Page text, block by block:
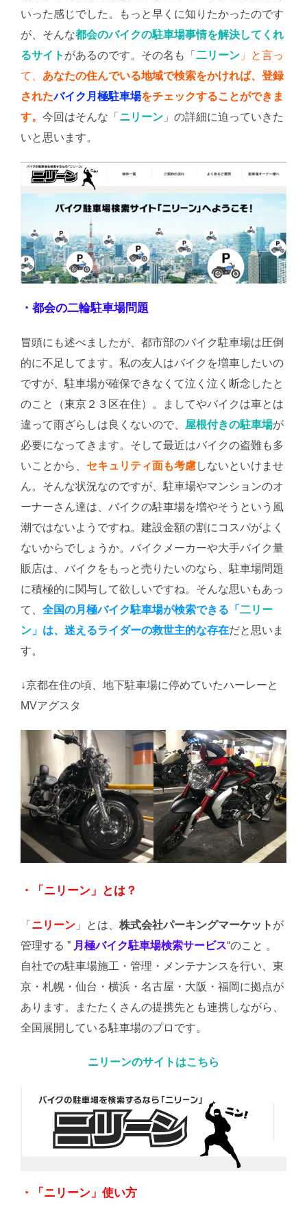
いった感じでした。もっと早くに知りたかったのです
が、そんな都会のバイクの駐車場事情を解決してくれ
るサイト があるのです。その名も「 二リーン 」と言っ
て、 あなたの住んでいる地域で検索をかければ、登録
されたバイク月極駐車場をチェックすることができま
す。 今回はそんな「 ニリーン 」の詳細に迫っていきた
いと思います。
・都会の二輪駐車場問題
冒頭にも述べましたが、都市部のバイク駐車場は圧倒
的に不足してます。私の友人はバイクを増車したいの
ですが、駐車場が確保できなくて泣く泣く断念したと
のこと（東京２３区在住）。ましてやバイクは車とは
違って雨ざらしは良くないので、 屋根付きの駐車場が
必要になってきます。そして最近はバイクの盗難も多
いことから、 セキュリティ面も考慮しないといけませ
ん。そんな状況なのですが、駐車場やマンションのオ
ーナーさん達は、バイクの駐車場を増やそうという風
潮ではないようですね。建設金額の割にコスパがよく
ないからでしょうか。バイクメーカーや大手バイク量
販店は、バイクをもっと売りたいのなら、駐車場問題
に積極的に関与して欲しいですね。そんな思いもあっ
て、 全国の月極バイク駐車場が検索できる「 二リー
ン 」は、迷えるライダーの救世主的な存在だと思いま
す。
↓京都在住の頃、地下駐車場に停めていたハーレーと
MVアグスタ
・「ニリーン」とは？
「 ニリーン 」とは、 株式会社パーキングマーケット が
管理する ” 月極バイク駐車場検索サービス“のこと 。
自社での駐車場施工・管理・メンテナンスを行い、東
京・札幌・仙台・横浜・名古屋・大阪・福岡に拠点が
あります。またたくさんの提携先とも連携しながら、
全国展開している駐車場のプロです。
ニリーンのサイトはこちら
・「ニリーン」使い方